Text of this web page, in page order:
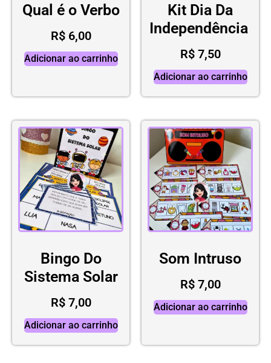
Qual é o Verbo
R$6,00
Adicionar ao carrinho
Kit Dia Da
Independência
R$7,50
Adicionar ao carrinho
Bingo Do
Sistema Solar
R$7,00
Adicionar ao carrinho
Som Intruso
R$7,00
Adicionar ao carrinho